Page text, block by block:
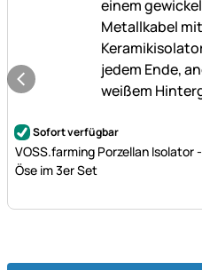
Noch keine Bewertungen
Sofort verfügbar
VOSS.farming Porzellan
Öse im 3er Set